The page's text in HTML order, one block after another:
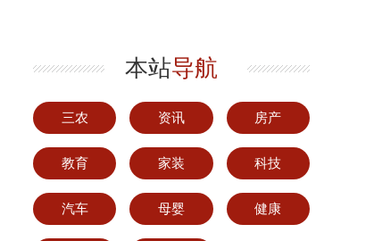
本站导航
三农 资讯 房产
教育 家装 科技
汽车 母婴 健康